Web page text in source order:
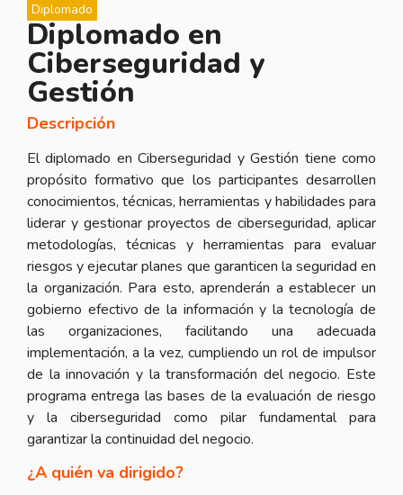
Diplomado
Diplomado en
Ciberseguridad y
Gestión
Descripción
El diplomado en Ciberseguridad y Gestión tiene como
propósito formativo que los participantes desarrollen
conocimientos, técnicas, herramientas y habilidades para
liderar y gestionar proyectos de ciberseguridad, aplicar
metodologías, técnicas y herramientas para evaluar
riesgos y ejecutar planes que garanticen la seguridad en
la organización. Para esto, aprenderán a establecer un
gobierno efectivo de la información y la tecnología de
las organizaciones, facilitando una adecuada
implementación, a la vez, cumpliendo un rol de impulsor
de la innovación y la transformación del negocio. Este
programa entrega las bases de la evaluación de riesgo
y la ciberseguridad como pilar fundamental para
garantizar la continuidad del negocio.
¿A quién va dirigido?